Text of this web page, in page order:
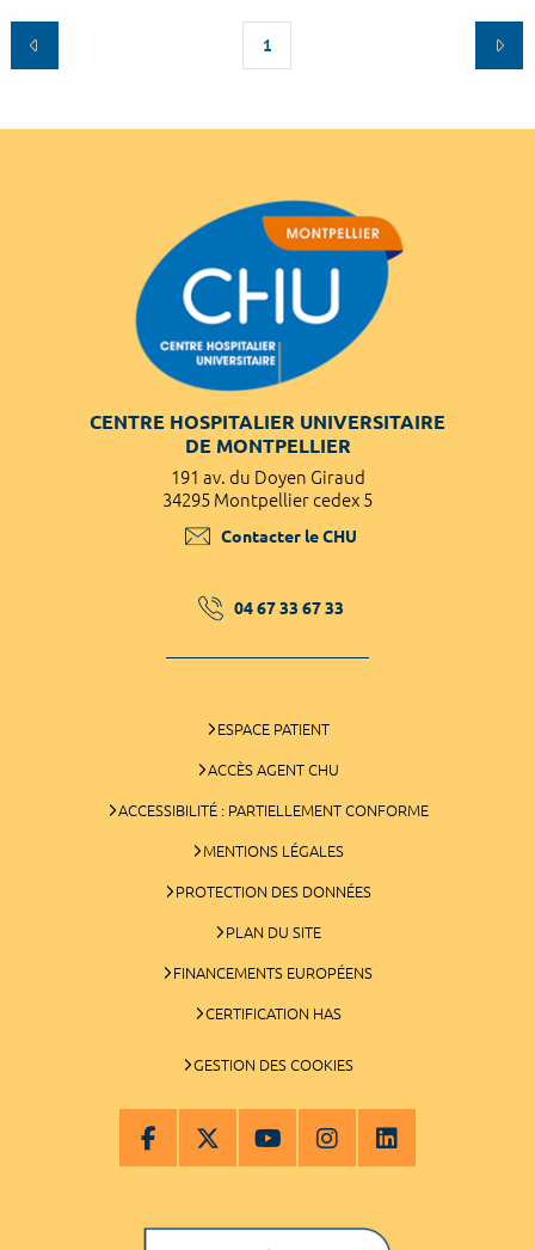
1
CENTRE HOSPITALIER UNIVERSITAIRE
DE MONTPELLIER
191 av. du Doyen Giraud
34295 Montpellier cedex 5
Contacter le CHU
04 67 33 67 33
ESPACE PATIENT
ACCÈS AGENT CHU
ACCESSIBILITÉ : PARTIELLEMENT CONFORME
MENTIONS LÉGALES
PROTECTION DES DONNÉES
PLAN DU SITE
FINANCEMENTS EUROPÉENS
CERTIFICATION HAS
GESTION DES COOKIES